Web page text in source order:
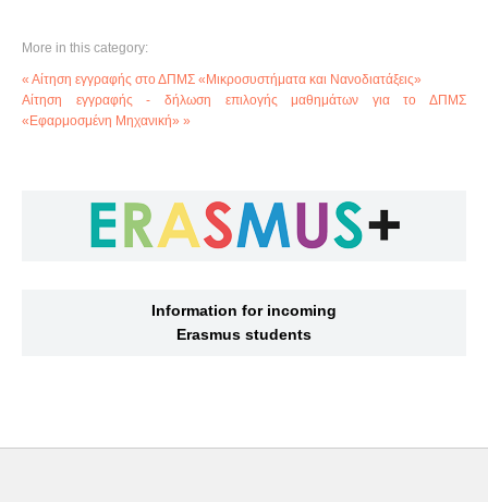
More in this category:
« Αίτηση εγγραφής στο ΔΠΜΣ «Μικροσυστήματα και Νανοδιατάξεις»
Αίτηση εγγραφής - δήλωση επιλογής μαθημάτων για το ΔΠΜΣ
«Εφαρμοσμένη Μηχανική» »
Information for incoming
Erasmus students